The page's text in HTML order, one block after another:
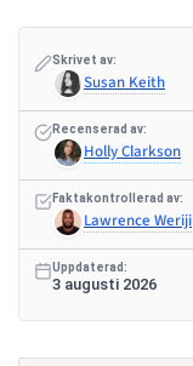
Skrivet av:
Susan Keith
Recenserad av:
Holly Clarkson
Faktakontrollerad av:
Lawrence Weriji
Uppdaterad:
3 augusti 2026